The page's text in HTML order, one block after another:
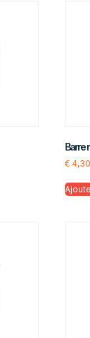
Barre
€4,30